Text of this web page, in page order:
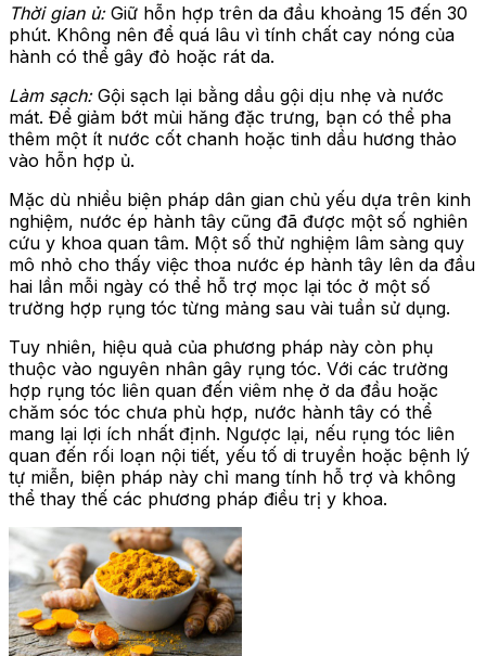
Thời gian ủ: Giữ hỗn hợp trên da đầu khoảng 15 đến 30
phút. Không nên để quá lâu vì tính chất cay nóng của
hành có thể gây đỏ hoặc rát da.
Làm sạch: Gội sạch lại bằng dầu gội dịu nhẹ và nước
mát. Để giảm bớt mùi hăng đặc trưng, bạn có thể pha
thêm một ít nước cốt chanh hoặc tinh dầu hương thảo
vào hỗn hợp ủ.
Mặc dù nhiều biện pháp dân gian chủ yếu dựa trên kinh
nghiệm, nước ép hành tây cũng đã được một số nghiên
cứu y khoa quan tâm. Một số thử nghiệm lâm sàng quy
mô nhỏ cho thấy việc thoa nước ép hành tây lên da đầu
hai lần mỗi ngày có thể hỗ trợ mọc lại tóc ở một số
trường hợp rụng tóc từng mảng sau vài tuần sử dụng.
Tuy nhiên, hiệu quả của phương pháp này còn phụ
thuộc vào nguyên nhân gây rụng tóc. Với các trường
hợp rụng tóc liên quan đến viêm nhẹ ở da đầu hoặc
chăm sóc tóc chưa phù hợp, nước hành tây có thể
mang lại lợi ích nhất định. Ngược lại, nếu rụng tóc liên
quan đến rối loạn nội tiết, yếu tố di truyền hoặc bệnh lý
tự miễn, biện pháp này chỉ mang tính hỗ trợ và không
thể thay thế các phương pháp điều trị y khoa.